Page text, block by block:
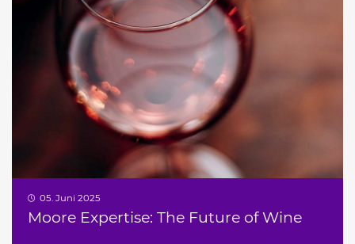
05. Juni 2025
Moore Expertise: The Future of Wine